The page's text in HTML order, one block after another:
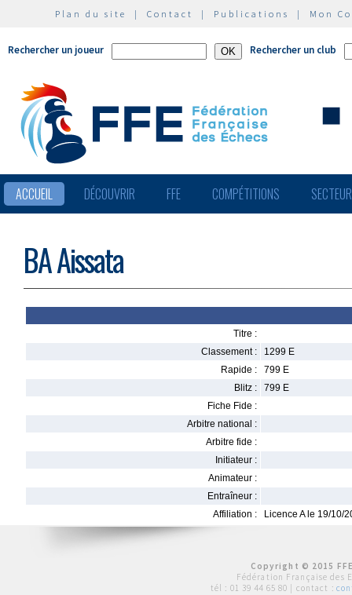
Plan du site | Contact | Publications | Mon
Rechercher un joueur Rechercher un club
ACCUEIL DÉCOUVRIR FFE COMPÉTITIONS
BA Aissata
Titre :
Classement :
1299 E
Rapide :
799 E
Blitz :
799 E
Fiche Fide :
Arbitre national :
Arbitre fide :
Initiateur :
Animateur :
Entraîneur :
Affiliation :
Licence A le 19/10/
Copyright © 2015
Fédération Française des
tél : 01 39 44 65 80 | contact :